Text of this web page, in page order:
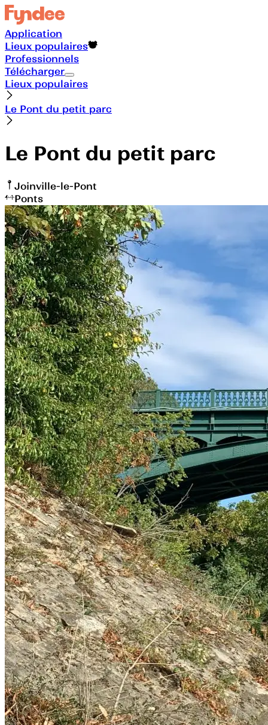
Application
Lieux populaires
Professionnels
Télécharger
Lieux populaires
Le Pont du petit parc
Le Pont du petit parc
Joinville-le-Pont
Ponts